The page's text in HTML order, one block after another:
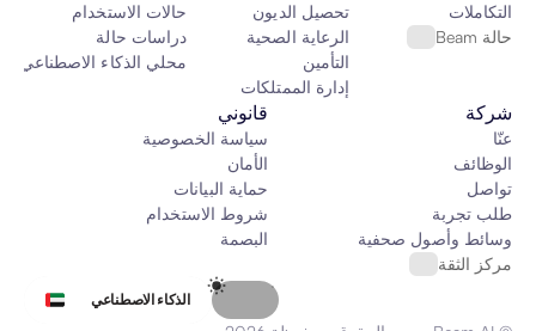
التكاملات
حالة Beam
تحصيل الديون
الرعاية الصحية
التأمين
إدارة الممتلكات
حالات الاستخدام
دراسات حالة
محلي الذكاء الاصطناعي
شركة
عنّا
الوظائف
تواصل
طلب تجربة
وسائط وأصول صحفية
مركز الثقة
قانوني
سياسة الخصوصية
الأمان
حماية البيانات
شروط الاستخدام
البصمة
Select Language
الذكاء الاصطناعي